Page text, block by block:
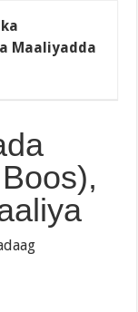
Maaliyadda